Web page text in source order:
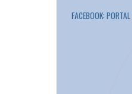
FACEBOOK: